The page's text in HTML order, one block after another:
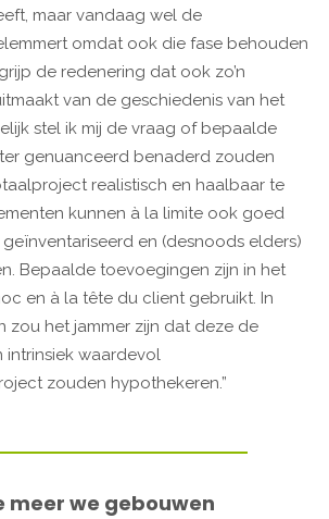
maar vandaag wel de
omdat ook die fase behouden
de redenering dat ook zo’n
van de geschiedenis van het
stel ik mij de vraag of bepaalde
genuanceerd benaderd zouden
realistisch en haalbaar te
kunnen à la limite ook goed
en (desnoods elders)
Bepaalde toevoegingen zijn in het
en à la tête du client gebruikt. In
zou het jammer zijn dat deze de
intrinsiek waardevol
zouden hypothekeren.”
meer we gebouwen